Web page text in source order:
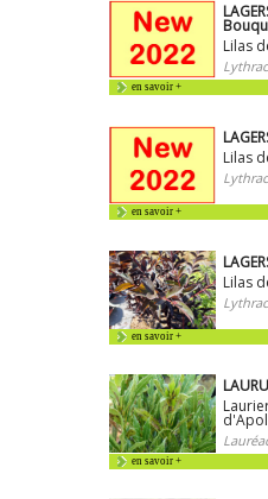
Lilas
en savoir +
Lilas
en savoir +
Lilas
en savoir +
en savoir +